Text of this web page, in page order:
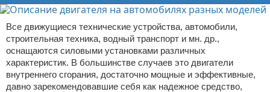
Все движущиеся технические устройства, автомобили,
строительная техника, водный транспорт и мн. др.,
оснащаются силовыми установками различных
характеристик. В большинстве случаев это двигатели
внутреннего сгорания, достаточно мощные и эффективные,
давно зарекомендовавшие себя как надежное средство,